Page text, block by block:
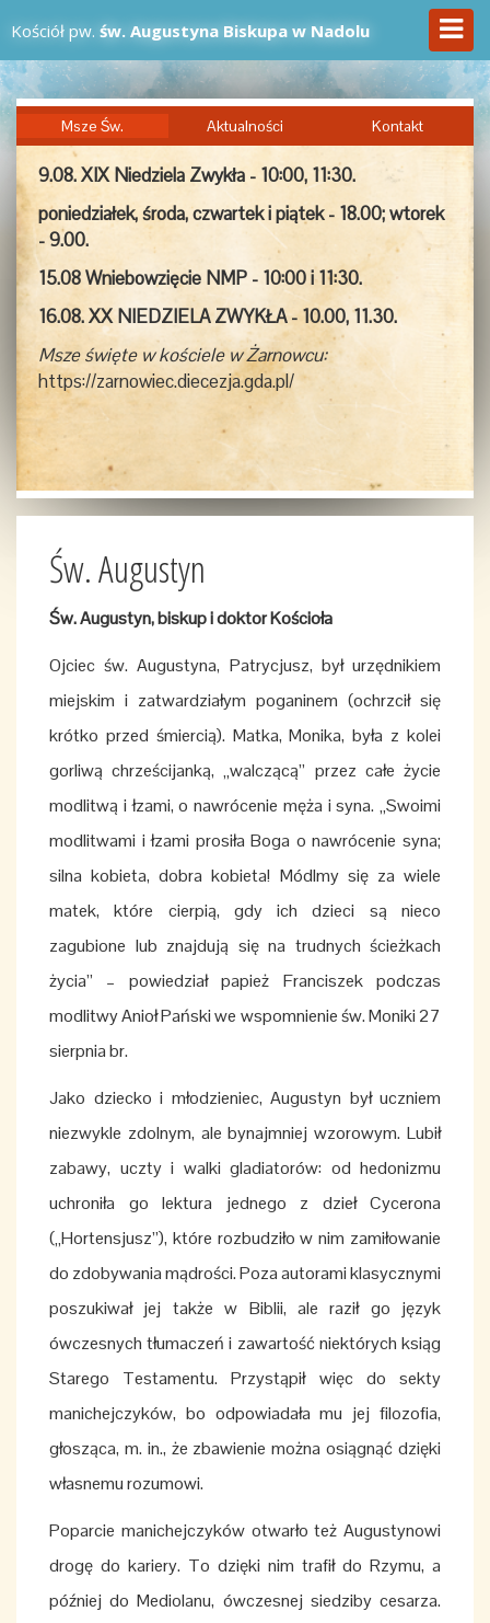
Kościół pw. św. Augustyna Biskupa w Nadolu
Msze Św. Aktualności Kontakt
9.08. XIX Niedziela Zwykła - 10:00, 11:30.
poniedziałek, środa, czwartek i piątek - 18.00; wtorek
- 9.00.
15.08 Wniebowzięcie NMP - 10:00 i 11:30.
16.08. XX NIEDZIELA ZWYKŁA - 10.00, 11.30.
Msze święte w kościele w Żarnowcu:
https://zarnowiec.diecezja.gda.pl/
Św. Augustyn
Św. Augustyn, biskup i doktor Kościoła
Ojciec św. Augustyna, Patrycjusz, był urzędnikiem
miejskim i zatwardziałym poganinem (ochrzcił się
krótko przed śmiercią). Matka, Monika, była z kolei
gorliwą chrześcijanką, „walczącą” przez całe życie
modlitwą i łzami, o nawrócenie męża i syna. „Swoimi
modlitwami i łzami prosiła Boga o nawrócenie syna;
silna kobieta, dobra kobieta! Módlmy się za wiele
matek, które cierpią, gdy ich dzieci są nieco
zagubione lub znajdują się na trudnych ścieżkach
życia” – powiedział papież Franciszek podczas
modlitwy Anioł Pański we wspomnienie św. Moniki 27
sierpnia br.
Jako dziecko i młodzieniec, Augustyn był uczniem
niezwykle zdolnym, ale bynajmniej wzorowym. Lubił
zabawy, uczty i walki gladiatorów: od hedonizmu
uchroniła go lektura jednego z dzieł Cycerona
(„Hortensjusz”), które rozbudziło w nim zamiłowanie
do zdobywania mądrości. Poza autorami klasycznymi
poszukiwał jej także w Biblii, ale raził go język
ówczesnych tłumaczeń i zawartość niektórych ksiąg
Starego Testamentu. Przystąpił więc do sekty
manichejczyków, bo odpowiadała mu jej filozofia,
głosząca, m. in., że zbawienie można osiągnąć dzięki
własnemu rozumowi.
Poparcie manichejczyków otwarło też Augustynowi
drogę do kariery. To dzięki nim trafił do Rzymu, a
później do Mediolanu, ówczesnej siedziby cesarza.